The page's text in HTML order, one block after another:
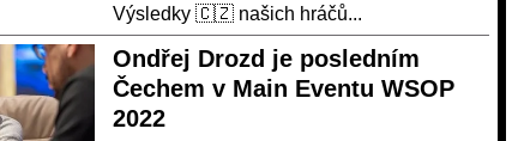
Výsledky 🇨🇿 našich hráčů...
Ondřej Drozd je posledním
Čechem v Main Eventu WSOP
2022